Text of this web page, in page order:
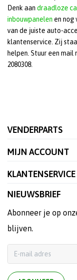
Denk aan draadloze
inbouwpanelen en nog
van de juiste auto-
klantenservice. Zij
helpen. Stuur een mail
2080308.
VENDERPARTS
MIJN ACCOUNT
KLANTENSERVICE
NIEUWSBRIEF
Abonneer je op
blijven.